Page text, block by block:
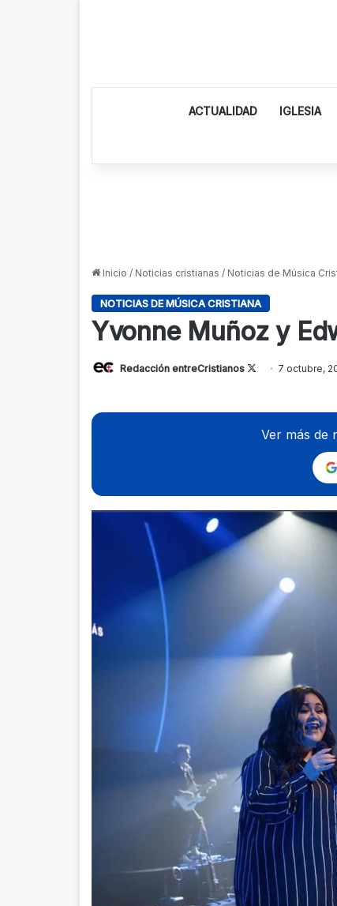
ACTUALIDAD IGLESIA
Inicio / Noticias cristianas / Noticias de Música
NOTICIAS DE MÚSICA CRISTIANA
Yvonne Muñoz y
Redacción entreCristianos
Follow7 octubre,
Ver más de